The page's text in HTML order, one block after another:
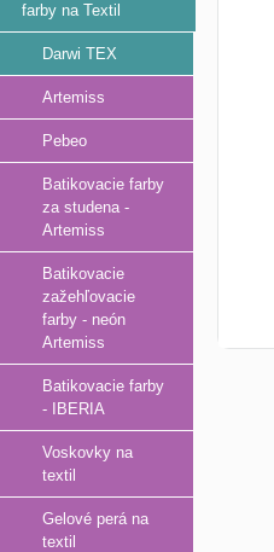
farby na Textil
Darwi TEX
Artemiss
Pebeo
Batikovacie farby
za studena -
Artemiss
Batikovacie
zažehľovacie
farby - neón
Artemiss
Batikovacie farby
- IBERIA
Voskovky na
textil
Gelové perá na
textil